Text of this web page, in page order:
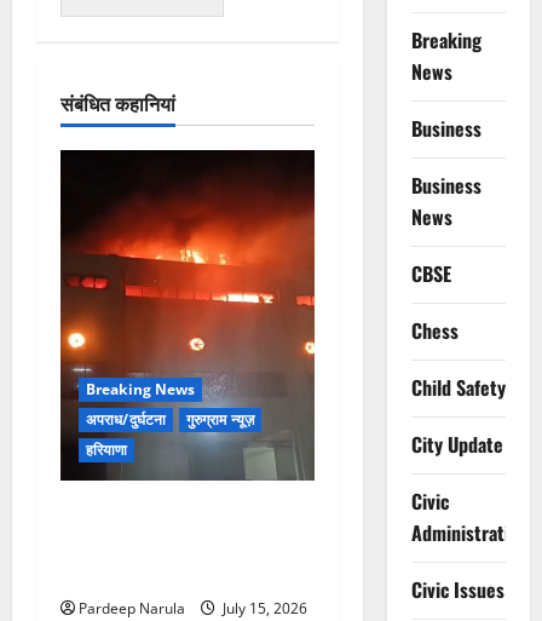
संबंधित कहानियां
Breaking News
अपराध/दुर्घटना
गुरुग्राम न्यूज़
हरियाणा
Pardeep Narula
July 15, 2026
Breaking
News
Business
Business
News
CBSE
Chess
Child Safety
City Update
Civic
Administration
Civic Issues